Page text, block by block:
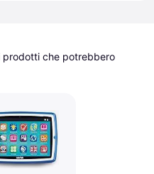
prodotti che potrebbero